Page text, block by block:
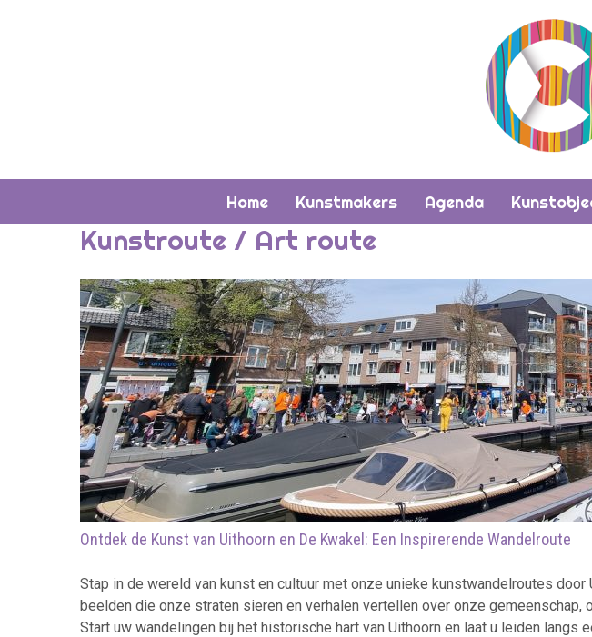
Home Kunstmakers Agenda
Kunstroute / Art route
Ontdek de Kunst van Uithoorn en De Kwakel: Een Inspirerende Wandelroute
Stap in de wereld van kunst en cultuur met onze unieke kunstwandelroutes
beelden die onze straten sieren en verhalen vertellen over onze gemeenschap,
Start uw wandelingen bij het historische hart van Uithoorn en laat u leiden